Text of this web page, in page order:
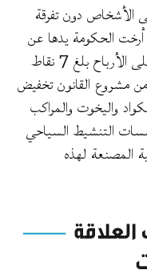
الأشخاص دون تفرقة
الحكومة يدها عن
الشركات عبر تخفيض مهمّ في الضرائب على الأرباح بلغ 7 نقاط
كاملة. وتقترح الحكومة في الفصل 21 من مشروع القانون تخفيض
واليخوت والمراكب
التنشيط السياحي
المصنعة لهذه